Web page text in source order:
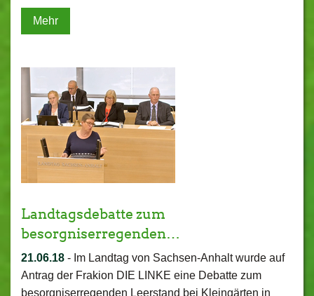
Mehr
Landtagsdebatte zum
besorgniserregenden…
21.06.18 - Im Landtag von Sachsen-Anhalt wurde auf
Antrag der Frakion DIE LINKE eine Debatte zum
besorgniserregenden Leerstand bei Kleingärten in